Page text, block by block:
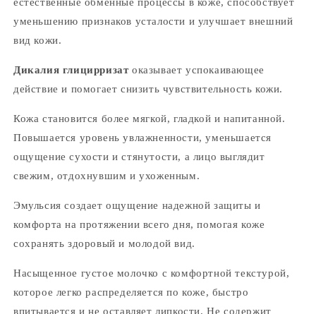
уменьшению признаков усталости и улучшает внешний
вид кожи.
Дикалия глицирризатоказывает успокаивающее
действие и помогает снизить чувствительность кожи.
Кожа становится более мягкой, гладкой и напитанной.
Повышается уровень увлажненности, уменьшается
ощущение сухости и стянутости, а лицо выглядит
свежим, отдохнувшим и ухоженным.
Эмульсия создает ощущение надежной защиты и
комфорта на протяжении всего дня, помогая коже
сохранять здоровый и молодой вид.
Насыщенное густое молочко с комфортной текстурой,
которое легко распределяется по коже, быстро
впитывается и не оставляет липкости. Не содержит